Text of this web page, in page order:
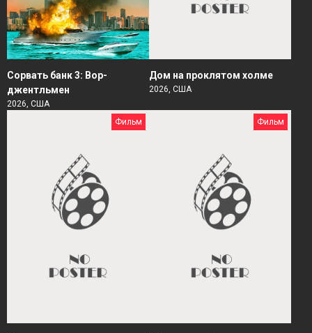
Сорвать банк 3: Вор-
джентльмен
2026, США
Дом на проклятом холме
2026, США
Фильм Фильм